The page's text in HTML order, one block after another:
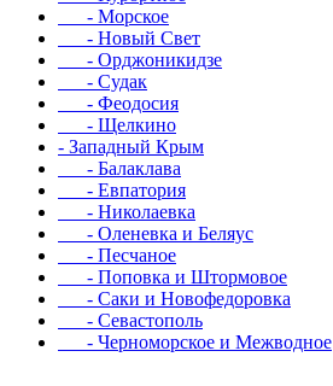
- Морское
- Новый Свет
- Орджоникидзе
- Судак
- Феодосия
- Щелкино
- Западный Крым
- Балаклава
- Евпатория
- Николаевка
- Оленевка и Беляус
- Песчаное
- Поповка и Штормовое
- Саки и Новофедоровка
- Севастополь
- Черноморское и Межводное